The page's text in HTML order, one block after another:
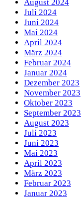
August 2024
Juli 2024
Juni 2024
Mai 2024
April 2024
März 2024
Februar 2024
Januar 2024
Dezember 2023
November 2023
Oktober 2023
September 2023
August 2023
Juli 2023
Juni 2023
Mai 2023
April 2023
März 2023
Februar 2023
Januar 2023